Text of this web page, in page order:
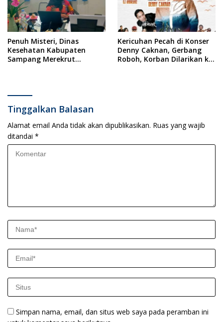
Penuh Misteri, Dinas
Kesehatan Kabupaten
Sampang Merekrut
Kericuhan Pecah di Konser
Denny Caknan, Gerbang
Roboh, Korban Dilarikan ke
Tinggalkan Balasan
Alamat email Anda tidak akan dipublikasikan. Ruas yang wajib
ditandai *
Simpan nama, email, dan situs web saya pada peramban ini